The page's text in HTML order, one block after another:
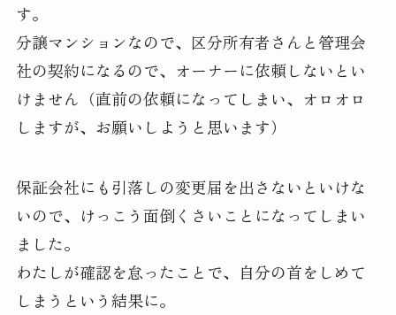
す。
分譲マンションなので、区分所有者さんと管理会
社の契約になるので、オーナーに依頼しないとい
けません（直前の依頼になってしまい、オロオロ
しますが、お願いしようと思います）
保証会社にも引落しの変更届を出さないといけな
いので、けっこう面倒くさいことになってしまい
ました。
わたしが確認を怠ったことで、自分の首をしめて
しまうという結果に。